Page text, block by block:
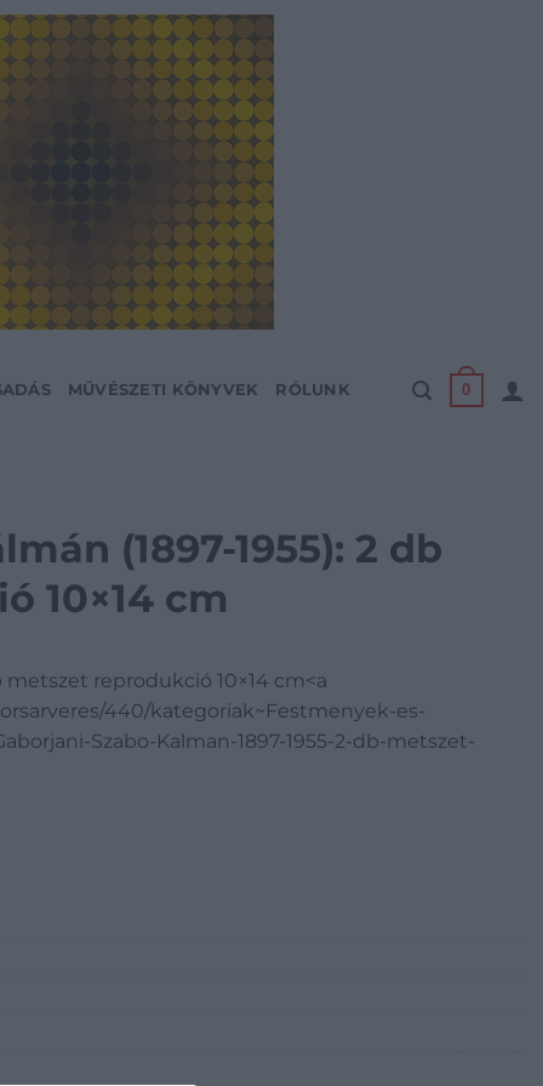
MŰVÉSZETI KÖNYVEK RÓLUNK 0
(1897-1955): 2 db
10×14 cm
metszet reprodukció 10×14 cm<a
440/kategoriak~Festmenyek-es-
Szabo-Kalman-1897-1955-2-db-metszet-